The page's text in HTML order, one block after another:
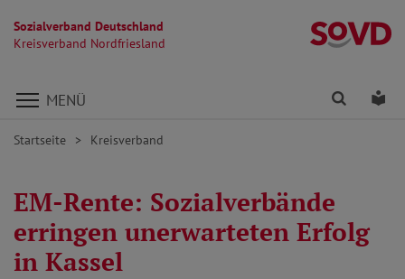
Sozialverband Deutschland
Kreisverband Nordfriesland
Direkt zu den Inhalten springen
MENÜ Finden
Startseite Kreisverband
EM-Rente: Sozialverbände
erringen unerwarteten Erfolg
in Kassel